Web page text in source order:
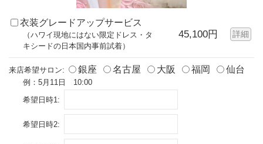
衣装グレードアップサービス
（ハワイ現地にはない限定ドレス・タ
キシードの日本国内事前試着）
45,100円 詳細
来店希望サロン: 銀座 名古屋 大阪 福岡 仙台
例：5月11日 10:00
希望日時1:
希望日時2: